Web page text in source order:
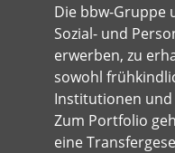
Die bbw-Gruppe
Sozial- und
erwerben, zu
sowohl
Institutionen und
Zum Portfolio
eine